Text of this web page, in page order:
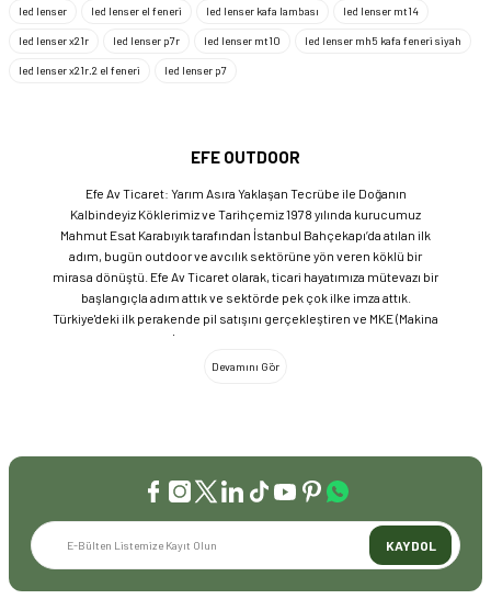
led lenser
led lenser el feneri led lenser kafa lambası led lenser mt14
led lenser x21r led lenser p7r led lenser mt10 led lenser mh5 kafa feneri siyah
led lenser x21r.2 el feneri led lenser p7
EFE OUTDOOR
Efe Av Ticaret: Yarım Asıra Yaklaşan Tecrübe ile Doğanın
Kalbindeyiz Köklerimiz ve Tarihçemiz 1978 yılında kurucumuz
Mahmut Esat Karabıyık tarafından İstanbul Bahçekapı’da atılan ilk
adım, bugün outdoor ve avcılık sektörüne yön veren köklü bir
mirasa dönüştü. Efe Av Ticaret olarak, ticari hayatımıza mütevazı bir
başlangıçla adım attık ve sektörde pek çok ilke imza attık.
Türkiye'deki ilk perakende pil satışını gerçekleştiren ve MKE (Makina
ve Kimya Endüstrisi) üretimi ürünleri satan ilk bayilerden biri olma
gururunu taşıyoruz. 1981 yılında Eminönü’nde açtığımız ve mülkiyeti
kurarak tüm Türkiye'ye hizmet vermeye başladık. 2016: Kadıköy
mağazamızın ve şimdiki Genel Merkezimizin açılışını
gerçekleştirdik. Global Markalar ve Yerli Üretim Gücü Yaklaşık
20'nin üzerinde dünya markasını Türkiye'ye getirerek outdoor
tutkunlarıyla buluşturuyoruz. Sadece ithalatla sınırlı kalmayıp;
EFEARMS, BUSHCRAFTFEST ve EFEAV tescilli markalarımızla
KAYDOL